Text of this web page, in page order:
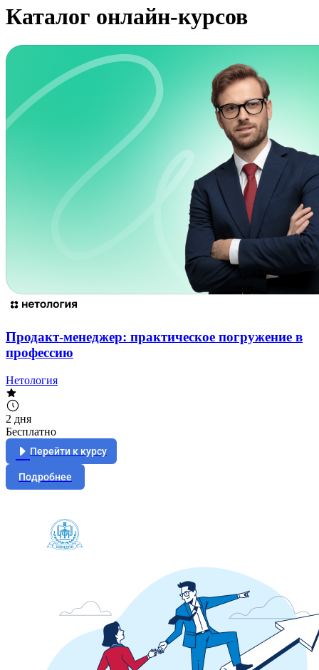
Каталог онлайн-курсов
Продакт-менеджер: практическое погружение в
профессию
Нетология
2 дня
Бесплатно
Перейти к курсу
Подробнее